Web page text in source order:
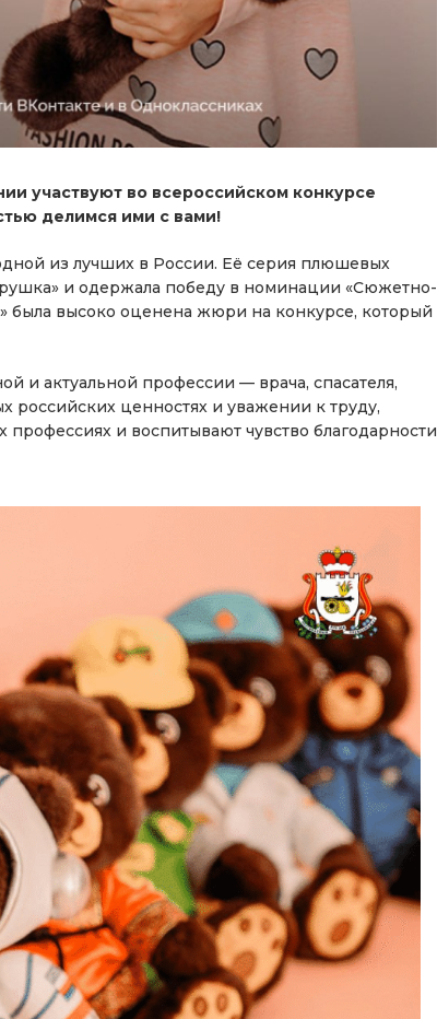
участвуют во всероссийском конкурсе
делимся ими с вами!
из лучших в России. Её серия плюшевых
и одержала победу в номинации «Сюжетно-
высоко оценена жюри на конкурсе, который
и актуальной профессии — врача, спасателя,
российских ценностях и уважении к труду,
и воспитывают чувство благодарности